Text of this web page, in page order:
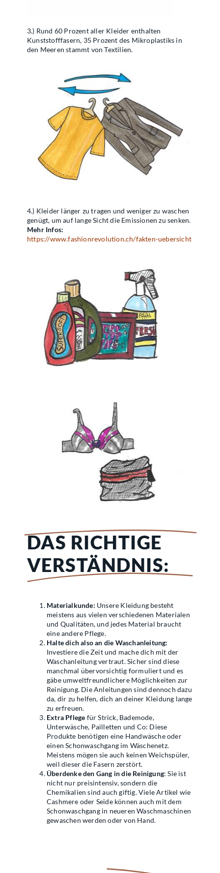
3.) Rund 60 Prozent aller Kleider enthalten
Kunststofffasern, 35 Prozent des Mikroplastiks in
den Meeren stammt von Textilien.
4.) Kleider länger zu tragen und weniger zu waschen
genügt, um auf lange Sicht die Emissionen zu senken.
Mehr Infos:
https://www.fashionrevolution.ch/fakten-uebersicht
DAS RICHTIGE
VERSTÄNDNIS:
Materialkunde: Unsere Kleidung besteht
meistens aus vielen verschiedenen Materialen
und Qualitäten, und jedes Material braucht
eine andere Pflege.
Halte dich also an die Waschanleitung:
Investiere die Zeit und mache dich mit der
Waschanleitung vertraut. Sicher sind diese
manchmal übervorsichtig formuliert und es
gäbe umweltfreundlichere Möglichkeiten zur
Reinigung. Die Anleitungen sind dennoch dazu
da, dir zu helfen, dich an deiner Kleidung lange
zu erfreuen.
Extra Pflege für Strick, Bademode,
Unterwäsche, Pailletten und Co: Diese
Produkte benötigen eine Handwäsche oder
einen Schonwaschgang im Wäschenetz.
Meistens mögen sie auch keinen Weichspüler,
weil dieser die Fasern zerstört.
Überdenke den Gang in die Reinigung: Sie ist
nicht nur preisintensiv, sondern die
Chemikalien sind auch giftig. Viele Artikel wie
Cashmere oder Seide können auch mit dem
Schonwaschgang in neueren Waschmaschinen
gewaschen werden oder von Hand.